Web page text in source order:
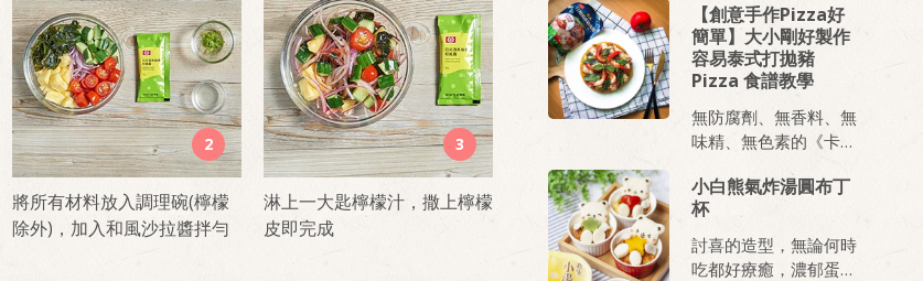
2
將所有材料放入調理碗(檸檬
除外)，加入和風沙拉醬拌勻
3
淋上一大匙檸檬汁，撒上檸檬
皮即完成
【創意手作Pizza好
簡單】大小剛好製作
容易泰式打拋豬
Pizza 食譜教學
無防腐劑、無香料、無
味精、無色素的《卡好
實在味道有夠讚的《百
搭醬料包》可以擦出什
麼創意吃法？小編和料
理達人學了幾招，深深
小白熊氣炸湯圓布丁
杯
討喜的造型，無論何時
吃都好療癒，濃郁蛋香